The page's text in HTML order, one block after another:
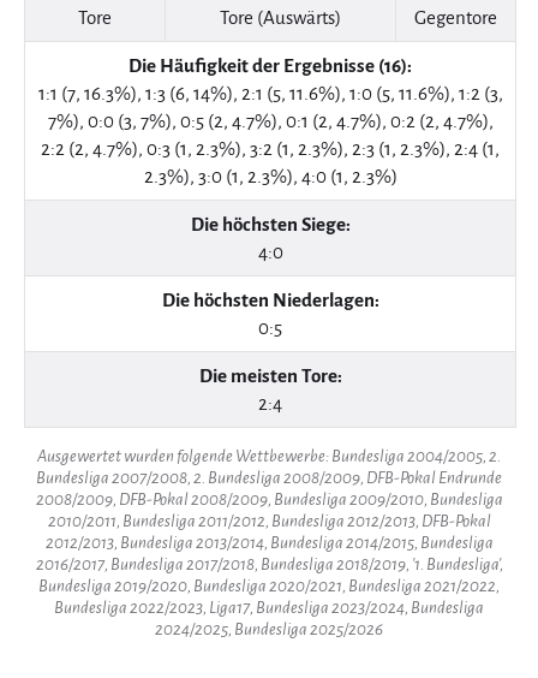
Tore Tore (Auswärts) Gegentore
Die Häufigkeit der Ergebnisse (16):
1:1 (7, 16.3%), 1:3 (6, 14%), 2:1 (5, 11.6%), 1:0 (5, 11.6%), 1:2 (3,
7%), 0:0 (3, 7%), 0:5 (2, 4.7%), 0:1 (2, 4.7%), 0:2 (2, 4.7%),
2:2 (2, 4.7%), 0:3 (1, 2.3%), 3:2 (1, 2.3%), 2:3 (1, 2.3%), 2:4 (1,
2.3%), 3:0 (1, 2.3%), 4:0 (1, 2.3%)
Die höchsten Siege:
4:0
Die höchsten Niederlagen:
0:5
Die meisten Tore:
2:4
Ausgewertet wurden folgende Wettbewerbe: Bundesliga 2004/2005, 2.
Bundesliga 2007/2008, 2. Bundesliga 2008/2009, DFB-Pokal Endrunde
2008/2009, DFB-Pokal 2008/2009, Bundesliga 2009/2010, Bundesliga
2010/2011, Bundesliga 2011/2012, Bundesliga 2012/2013, DFB-Pokal
2012/2013, Bundesliga 2013/2014, Bundesliga 2014/2015, Bundesliga
2016/2017, Bundesliga 2017/2018, Bundesliga 2018/2019, '1. Bundesliga',
Bundesliga 2019/2020, Bundesliga 2020/2021, Bundesliga 2021/2022,
Bundesliga 2022/2023, Liga17, Bundesliga 2023/2024, Bundesliga
2024/2025, Bundesliga 2025/2026